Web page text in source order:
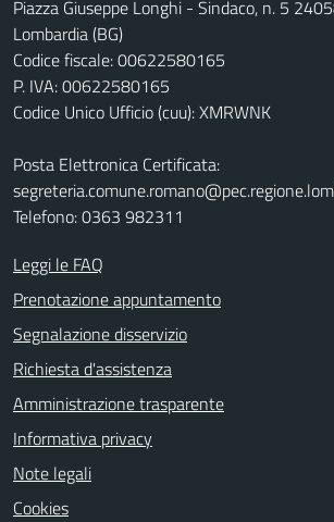
Piazza Giuseppe Longhi - Sindaco, n. 5
Lombardia (BG)
Codice fiscale: 00622580165
P. IVA: 00622580165
Codice Unico Ufficio (cuu): XMRWNK
Posta Elettronica Certificata:
Telefono: 0363 982311
Leggi le FAQ
Prenotazione appuntamento
Segnalazione disservizio
Richiesta d'assistenza
Amministrazione trasparente
Informativa privacy
Note legali
Cookies